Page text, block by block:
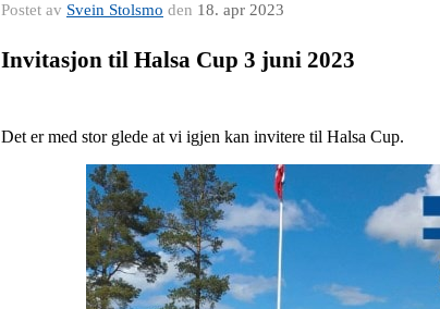
Postet av Svein Stolsmo den 18. apr 2023
Invitasjon til Halsa Cup 3 juni 2023
Det er med stor glede at vi igjen kan invitere til Halsa Cup.